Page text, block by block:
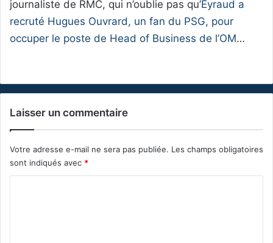
journaliste de RMC, qui n’oublie pas qu’Eyraud a
recruté Hugues Ouvrard, un fan du PSG, pour
occuper le poste de Head of Business de l’OM…
Laisser un commentaire
Votre adresse e-mail ne sera pas publiée. Les champs obligatoires
sont indiqués avec *